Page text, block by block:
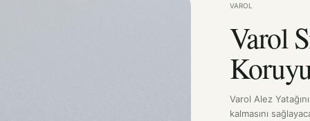
VAROL
Varol
Varol Alez
kalmasını